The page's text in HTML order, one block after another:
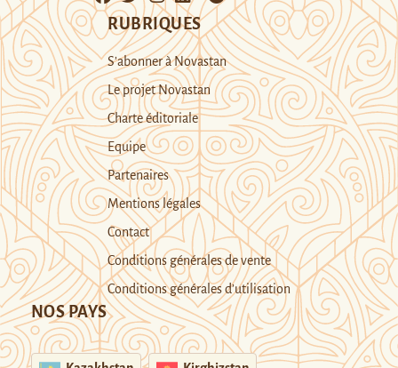
RUBRIQUES
S’abonner à Novastan
Le projet Novastan
Charte éditoriale
Equipe
Partenaires
Mentions légales
Contact
Conditions générales de vente
Conditions générales d’utilisation
NOS PAYS